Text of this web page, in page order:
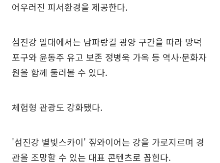
어우러진 피서환경을 제공한다.
섬진강 일대에서는 남파랑길 광양 구간을 따라 망덕
포구와 윤동주 유고 보존 정병욱 가옥 등 역사·문화자
원을 함께 둘러볼 수 있다.
체험형 관광도 강화됐다.
'섬진강 별빛스카이' 짚와이어는 강을 가로지르며 경
관을 조망할 수 있는 대표 콘텐츠로 꼽힌다.